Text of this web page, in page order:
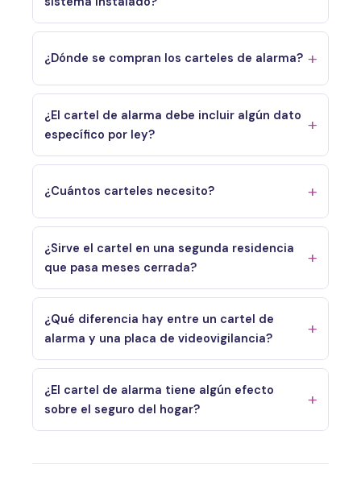
¿Dónde se compran los carteles de alarma?
¿El cartel de alarma debe incluir algún dato
específico por ley?
¿Cuántos carteles necesito?
¿Sirve el cartel en una segunda residencia
que pasa meses cerrada?
¿Qué diferencia hay entre un cartel de
alarma y una placa de videovigilancia?
¿El cartel de alarma tiene algún efecto
sobre el seguro del hogar?